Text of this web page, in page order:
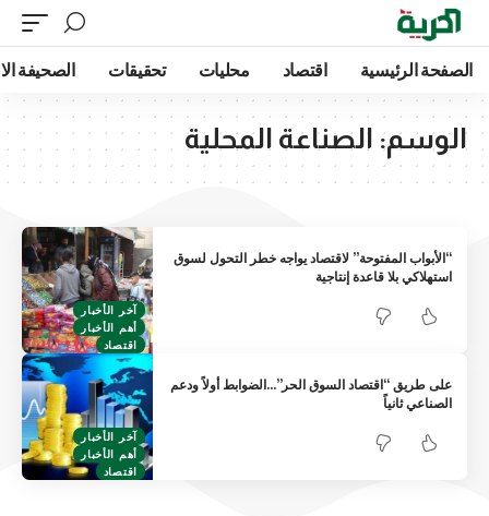
الصفحة الرئيسية اقتصاد محليات تحقيقات الصحيفة
الوسم: الصناعة المحلية
آخر الأخبار
أهم الأخبار
اقتصاد
“الأبواب المفتوحة” لاقتصاد يواجه خطر التحول لسوق
استهلاكي بلا قاعدة إنتاجية
آخر الأخبار
أهم الأخبار
اقتصاد
على طريق “اقتصاد السوق الحر”…الضوابط أولاً ودعم
الصناعي ثانياً